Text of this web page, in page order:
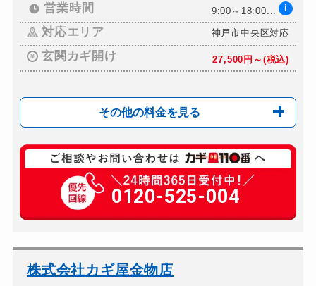
ドアノブカギ開け 11,000円～(税込)
ドアノブカギ作成 8,800円～(税込)
ドアノブカギ交換 8,800円～(税込)
営業時間 9:00～18:00... i
対応エリア 神戸市中央区対応
玄関カギ開け 27,500円～(税込)
その他の料金を見る
玄関カギ修理 別途お見積り
玄関カギ作成 別途お見積り
玄関カギ交換 別途お見積り
金庫カギ修理
0120-525-004
株式会社カギ屋金物店